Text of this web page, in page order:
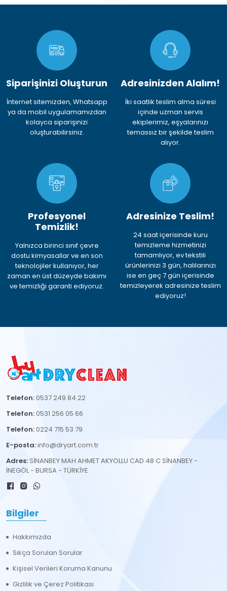
Siparişinizi Oluşturun
İnternet sitemizden, Whatsapp
ya da mobil uygulamamızdan
kolayca siparişinizi
oluşturabilirsiniz.
Adresinizden Alalım!
İki saatlik teslim alma süresi
içinde uzman servis
ekiplerimiz, eşyalarınızı
temassız bir şekilde teslim
alıyor.
Profesyonel
Temizlik!
Yalnızca birinci sınıf çevre
dostu kimyasallar ve en son
teknolojiler kullanıyor, her
zaman en üst düzeyde bakımı
ve temizliği garanti ediyoruz.
Adresinize Teslim!
24 saat içerisinde kuru
temizleme hizmetinizi
tamamlıyor, ev tekstili
ürünlerinizi 3 gün, halılarınızı
ise en geç 7 gün içerisinde
temizleyerek adresinize teslim
ediyoruz!
Telefon:0537 249 84 22
Telefon:0531 256 05 66
Telefon:0224 715 53 79
E-posta:info@dryart.com.tr
Adres: SİNANBEY MAH AHMET AKYOLLU CAD 48 C SİNANBEY -
İNEGÖL - BURSA - TÜRKİYE
Bilgiler
Hakkımızda
Sıkça Sorulan Sorular
Kişisel Verileri Koruma Kanunu
Gizlilik ve Çerez Politikası